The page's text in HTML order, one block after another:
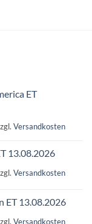
ET
Versandkosten
13.08.2026
Versandkosten
ET 13.08.2026
Versandkosten